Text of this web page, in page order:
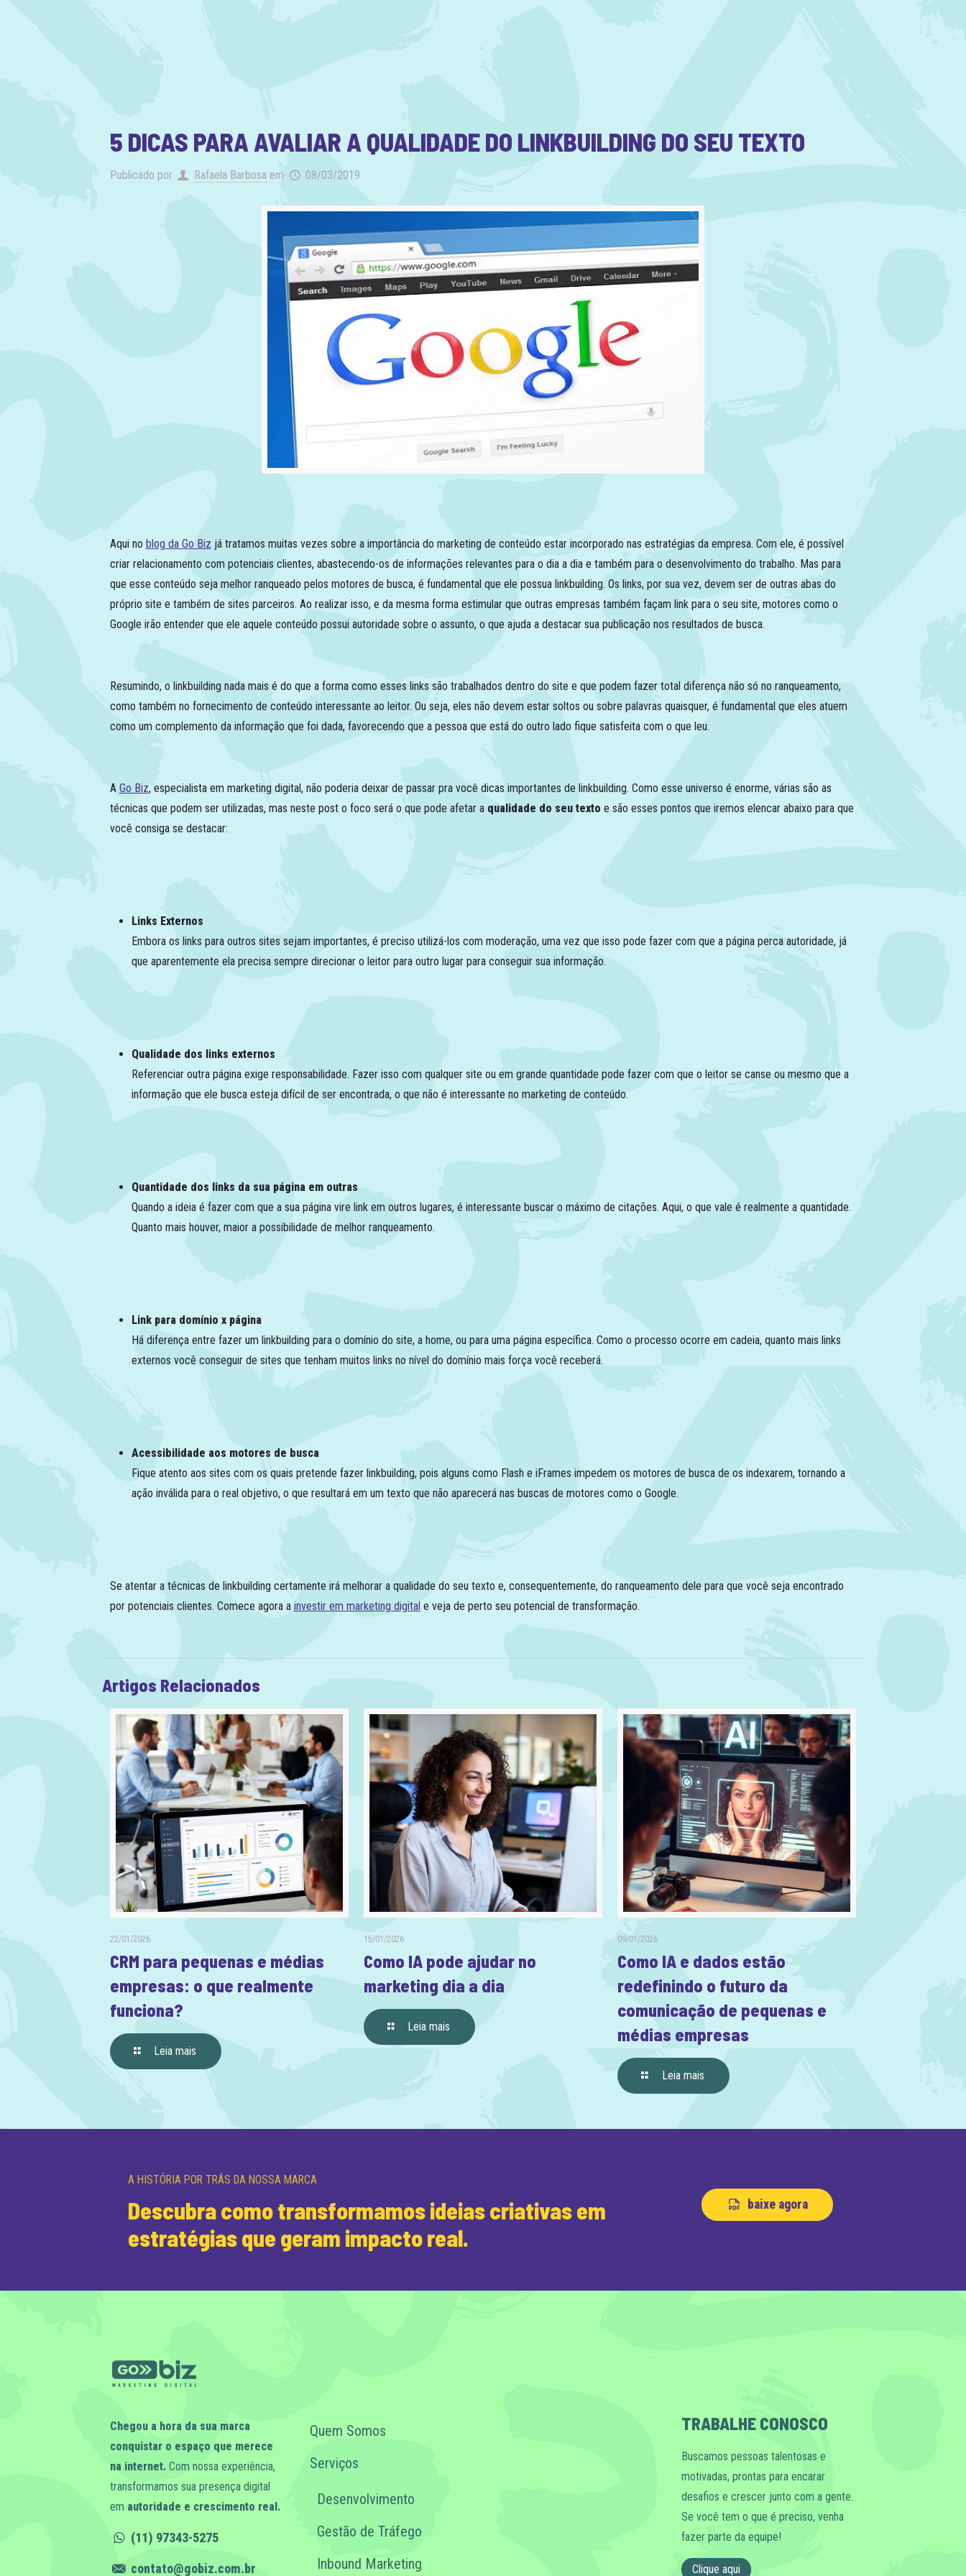
5 DICAS PARA AVALIAR A QUALIDADE DO LINKBUILDING DO SEU TEXTO
Publicado por Rafaela Barbosa em 08/03/2019
Aqui no blog da Go Biz já tratamos muitas vezes sobre a importância do marketing de conteúdo estar incorporado nas estratégias da empresa. Com ele, é possível
criar relacionamento com potenciais clientes, abastecendo-os de informações relevantes para o dia a dia e também para o desenvolvimento do trabalho. Mas para
que esse conteúdo seja melhor ranqueado pelos motores de busca, é fundamental que ele possua linkbuilding. Os links, por sua vez, devem ser de outras abas do
próprio site e também de sites parceiros. Ao realizar isso, e da mesma forma estimular que outras empresas também façam link para o seu site, motores como o
Google irão entender que ele aquele conteúdo possui autoridade sobre o assunto, o que ajuda a destacar sua publicação nos resultados de busca.
Resumindo, o linkbuilding nada mais é do que a forma como esses links são trabalhados dentro do site e que podem fazer total diferença não só no ranqueamento,
como também no fornecimento de conteúdo interessante ao leitor. Ou seja, eles não devem estar soltos ou sobre palavras quaisquer, é fundamental que eles atuem
como um complemento da informação que foi dada, favorecendo que a pessoa que está do outro lado fique satisfeita com o que leu.
A Go Biz, especialista em marketing digital, não poderia deixar de passar pra você dicas importantes de linkbuilding. Como esse universo é enorme, várias são as
técnicas que podem ser utilizadas, mas neste post o foco será o que pode afetar a qualidade do seu texto e são esses pontos que iremos elencar abaixo para que
você consiga se destacar:
Links Externos
Embora os links para outros sites sejam importantes, é preciso utilizá-los com moderação, uma vez que isso pode fazer com que a página perca autoridade, já
que aparentemente ela precisa sempre direcionar o leitor para outro lugar para conseguir sua informação.
Qualidade dos links externos
Referenciar outra página exige responsabilidade. Fazer isso com qualquer site ou em grande quantidade pode fazer com que o leitor se canse ou mesmo que a
informação que ele busca esteja difícil de ser encontrada, o que não é interessante no marketing de conteúdo.
Quantidade dos links da sua página em outras
Quando a ideia é fazer com que a sua página vire link em outros lugares, é interessante buscar o máximo de citações. Aqui, o que vale é realmente a quantidade.
Quanto mais houver, maior a possibilidade de melhor ranqueamento.
Link para domínio x página
Há diferença entre fazer um linkbuilding para o domínio do site, a home, ou para uma página específica. Como o processo ocorre em cadeia, quanto mais links
externos você conseguir de sites que tenham muitos links no nível do domínio mais força você receberá.
Acessibilidade aos motores de busca
Fique atento aos sites com os quais pretende fazer linkbuilding, pois alguns como Flash e iFrames impedem os motores de busca de os indexarem, tornando a
ação inválida para o real objetivo, o que resultará em um texto que não aparecerá nas buscas de motores como o Google.
Se atentar a técnicas de linkbuilding certamente irá melhorar a qualidade do seu texto e, consequentemente, do ranqueamento dele para que você seja encontrado
por potenciais clientes. Comece agora a investir em marketing digital e veja de perto seu potencial de transformação.
Artigos Relacionados
22/01/2026
CRM para pequenas e médias
empresas: o que realmente
funciona?
Leia mais
15/01/2026
Como IA pode ajudar no
marketing dia a dia
Leia mais
09/01/2026
Como IA e dados estão
redefinindo o futuro da
comunicação de pequenas e
médias empresas
Leia mais
A HISTÓRIA POR TRÁS DA NOSSA MARCA
Descubra como transformamos ideias criativas em
estratégias que geram impacto real.
baixe agora
Chegou a hora da sua marca
conquistar o espaço que merece
na internet.Com nossa experiência,
transformamos sua presença digital
em autoridade e crescimento real.
(11) 97343-5275
contato@gobiz.com.br
Quem Somos
Serviços
Desenvolvimento
Gestão de Tráfego
Inbound Marketing
TRABALHE CONOSCO
Buscamos pessoas talentosas e
motivadas, prontas para encarar
desafios e crescer junto com a gente.
Se você tem o que é preciso, venha
fazer parte da equipe!
Clique aqui